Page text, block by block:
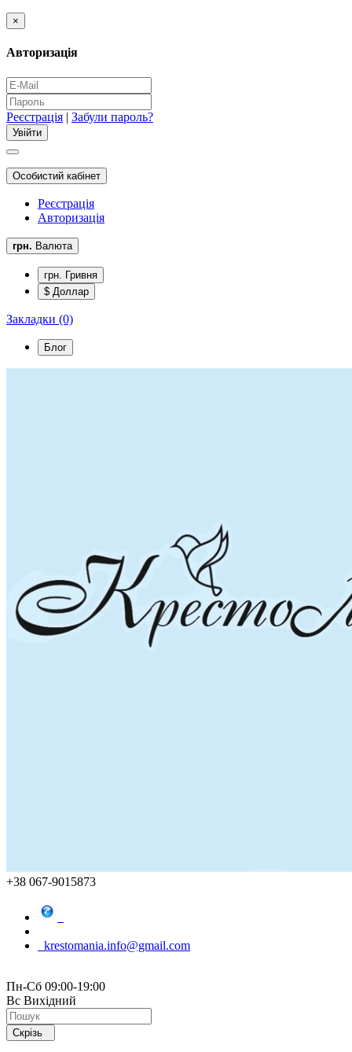
×
Авторизація
Реєстрація | Забули пароль?
Особистий кабінет
Реєстрація
Авторизація
грн. Валюта
грн. Гривня
$ Доллар
Закладки (0)
Блог
+38 067-9015873
krestomania.info@gmail.com
Пн-Сб 09:00-19:00
Вс Вихідний
Скрізь